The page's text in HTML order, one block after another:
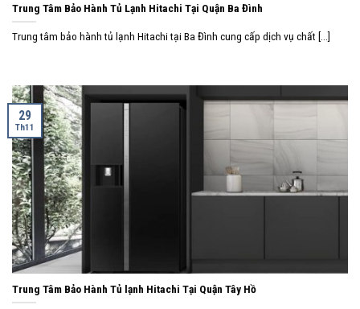
Trung Tâm Bảo Hành Tủ Lạnh Hitachi Tại Quận Ba Đình
Trung tâm bảo hành tủ lạnh Hitachi tại Ba Đình cung cấp dịch vụ chất [...]
Trung Tâm Bảo Hành Tủ lạnh Hitachi Tại Quận Tây Hồ
29
Th11